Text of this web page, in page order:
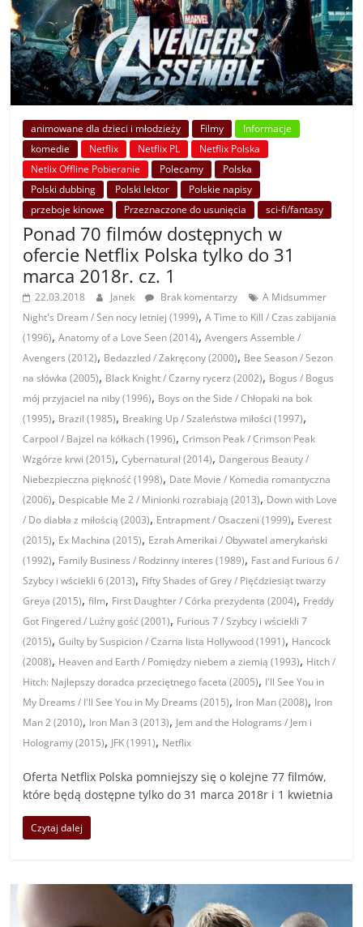
animowane dla dzieci i młodzieży Filmy
Informacje
komedie
Netflix Netflix PL
Netflix Polska
Netlix Offline Pobieranie
Polecamy
Polska
Polski dubbing
Polski lektor
Polskie napisy
przeboje kinowe
Przeznaczone do usunięcia sci-fi/fantasy
Ponad 70 filmów dostępnych w
ofercie Netflix Polska tylko do 31
marca 2018r. cz. 1
22.03.2018 Janek Brak komentarzy
A Midsummer
Night's Dream / Sen nocy letniej (1999),A Time to Kill / Czas zabijania
(1996),Anatomy of a Love Seen (2014),Avengers Assemble /
Avengers (2012), Bedazzled / Zakręcony (2000), Bee Season / Sezon
na słówka (2005), Black Knight / Czarny rycerz (2002), Bogus / Bogus
mój przyjaciel na niby (1996), Boys on the Side / Chłopaki na bok
(1995), Brazil (1985), Breaking Up / Szaleństwa miłości (1997),
Carpool / Bajzel na kółkach (1996),Crimson Peak / Crimson Peak
Wzgórze krwi (2015),Cybernatural (2014), Dangerous Beauty /
Niebezpieczna piękność (1998), Date Movie / Komedia romantyczna
(2006), Despicable Me 2 / Minionki rozrabiają (2013), Down with Love
/ Do diabła z miłością (2003), Entrapment / Osaczeni (1999), Everest
(2015), Ex Machina (2015), Ezrah Amerikai / Obywatel amerykański
(1992), Family Business / Rodzinny interes (1989), Fast and Furious 6 /
Szybcy i wściekli 6 (2013), Fifty Shades of Grey / Pięćdziesiąt twarzy
Greya (2015),film, First Daughter / Córka prezydenta (2004), Freddy
Got Fingered / Luźny gość (2001), Furious 7 / Szybcy i wściekli 7
(2015),Guilty by Suspicion / Czarna lista Hollywood (1991), Hancock
(2008), Heaven and Earth / Pomiędzy niebem a ziemią (1993), Hitch /
Hitch: Najlepszy doradca przeciętnego faceta (2005), I'll See You in
My Dreams / I'll See You in My Dreams (2015), Iron Man (2008), Iron
Man 2 (2010), Iron Man 3 (2013), Jem and the Holograms / Jem i
Hologramy (2015), JFK (1991), Netflix
Oferta Netflix Polska pomniejszy się o kolejne 77 filmów,
które będą dostępne tylko do 31 marca 2018r i 1 kwietnia
Czytaj dalej